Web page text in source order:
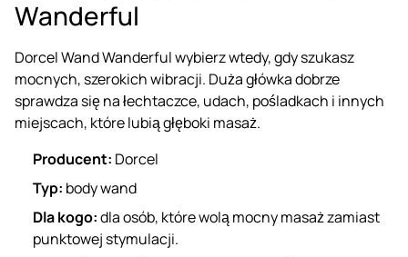
Wanderful
Dorcel Wand Wanderful wybierz wtedy, gdy szukasz
mocnych, szerokich wibracji. Duża główka dobrze
sprawdza się na łechtaczce, udach, pośladkach i innych
miejscach, które lubią głęboki masaż.
Producent: Dorcel
Typ: body wand
Dla kogo:dla osób, które wolą mocny masaż zamiast
punktowej stymulacji.